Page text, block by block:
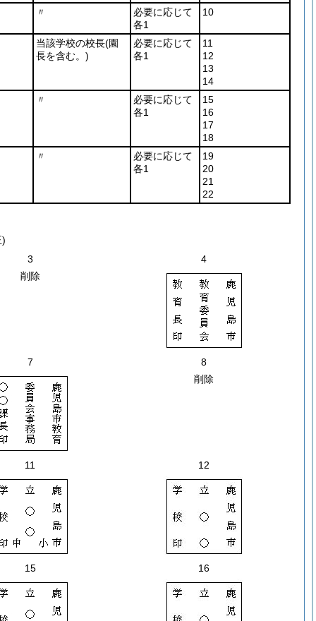
〃
必要に応じて
各1
10
当該学校の校長(園
長を含む。)
必要に応じて
各1
11
12
13
14
〃
必要に応じて
各1
15
16
17
18
〃
必要に応じて
各1
19
20
21
22
)
3
4
削除
7
8
削除
11 12
15 16